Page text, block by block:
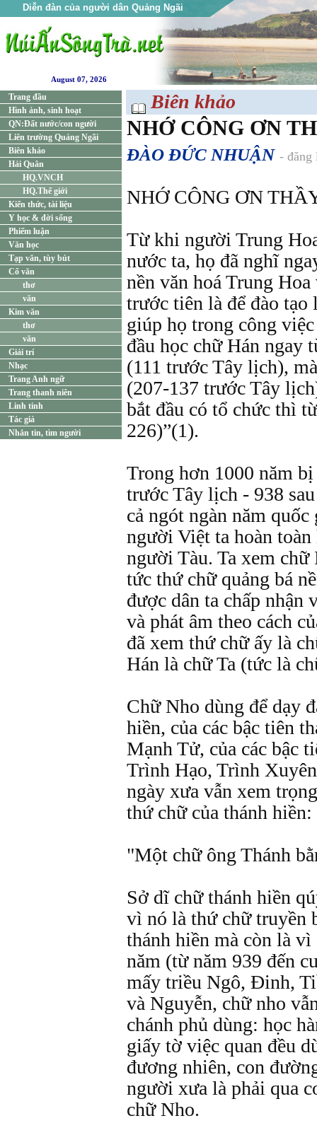
Diễn đàn của người dân Quảng Ngãi
August 07, 2026
Trang đầu
Hình ảnh, sinh hoạt
QN:Đất nước/con người
Liên trường Quảng Ngãi
Biên khảo
Hải Quân
HQ.VNCH
HQ.Thế giới
Kiến thức, tài liệu
Y học & đời sống
Phiếm luận
Văn học
Tạp văn, tùy bút
Cổ văn
thơ
văn
Kim văn
thơ
văn
Giải trí
Nhạc
Trang Anh ngữ
Trang thanh niên
Linh tinh
Tác giả
Nhắn tin, tìm người
Biên khảo
NHỚ CÔNG ƠN
ĐÀO ĐỨC NHUẬN - đăng
NHỚ CÔNG ƠN
Từ khi người Trung
nước ta, họ đã nghĩ
nền văn hoá Trung
trước tiên là để đào tạo
giúp họ trong công
đầu học chữ Hán ngay
(111 trước Tây lịch),
(207-137 trước Tây
bắt đầu có tổ chức thì
226)”(1).
Trong hơn 1000 năm
trước Tây lịch - 938
cả ngót ngàn năm
người Việt ta hoàn toàn
người Tàu. Ta xem
tức thứ chữ quảng bá
được dân ta chấp
và phát âm theo cách
đã xem thứ chữ ấy là
Hán là chữ Ta (tức là
Chữ Nho dùng để dạy
hiền, của các bậc tiên
Mạnh Tử, của các bậc
Trình Hạo, Trình
ngày xưa vẫn xem
thứ chữ của thánh hiền:
"Một chữ ông Thánh
Sở dĩ chữ thánh hiền
vì nó là thứ chữ truyền
thánh hiền mà còn là
năm (từ năm 939 đến
mấy triều Ngô, Đinh,
và Nguyễn, chữ nho
chánh phủ dùng: học
giấy tờ việc quan đều
đương nhiên, con
người xưa là phải qua
chữ Nho.